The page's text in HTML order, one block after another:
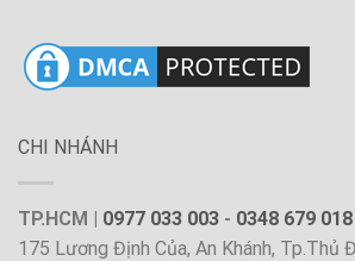
CHI NHÁNH
TP.HCM | 0977 033 003 - 0348 679 018
175 Lương Định Của, An Khánh, Tp.Thủ